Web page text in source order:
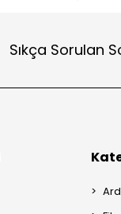
Sıkça Sorulan